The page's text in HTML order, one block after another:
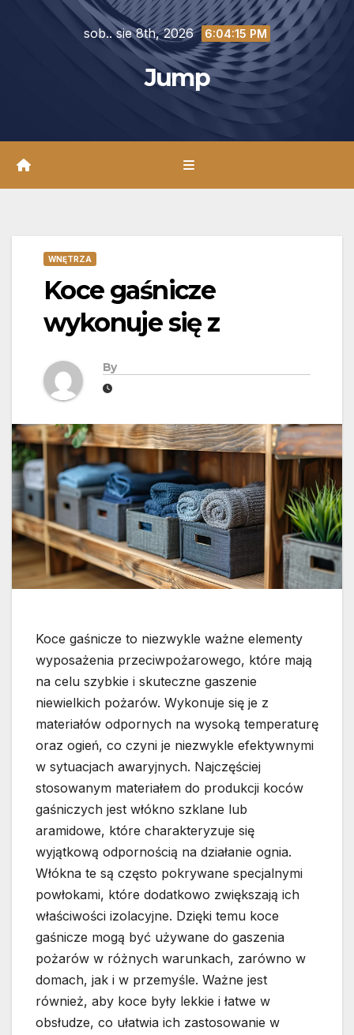
sob.. sie 8th, 2026 6:04:17 PM
Jump
WNĘTRZA
Koce gaśnicze
wykonuje się z
By
Koce gaśnicze to niezwykle ważne elementy
wyposażenia przeciwpożarowego, które mają
na celu szybkie i skuteczne gaszenie
niewielkich pożarów. Wykonuje się je z
materiałów odpornych na wysoką temperaturę
oraz ogień, co czyni je niezwykle efektywnymi
w sytuacjach awaryjnych. Najczęściej
stosowanym materiałem do produkcji koców
gaśniczych jest włókno szklane lub
aramidowe, które charakteryzuje się
wyjątkową odpornością na działanie ognia.
Włókna te są często pokrywane specjalnymi
powłokami, które dodatkowo zwiększają ich
właściwości izolacyjne. Dzięki temu koce
gaśnicze mogą być używane do gaszenia
pożarów w różnych warunkach, zarówno w
domach, jak i w przemyśle. Ważne jest
również, aby koce były lekkie i łatwe w
obsłudze, co ułatwia ich zastosowanie w